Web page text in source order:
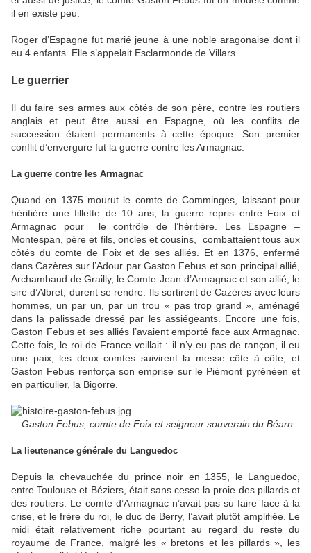
il en existe peu.
Roger d’Espagne fut marié jeune à une noble aragonaise dont il
eu 4 enfants. Elle s’appelait Esclarmonde de Villars.
Le guerrier
Il du faire ses armes aux côtés de son père, contre les routiers
anglais et peut être aussi en Espagne, où les conflits de
succession étaient permanents à cette époque. Son premier
conflit d’envergure fut la guerre contre les Armagnac.
La guerre contre les Armagnac
Quand en 1375 mourut le comte de Comminges, laissant pour
héritière une fillette de 10 ans, la guerre repris entre Foix et
Armagnac pour le contrôle de l’héritière. Les Espagne –
Montespan, père et fils, oncles et cousins, combattaient tous aux
côtés du comte de Foix et de ses alliés. Et en 1376, enfermé
dans Cazères sur l’Adour par Gaston Febus et son principal allié,
Archambaud de Grailly, le Comte Jean d’Armagnac et son allié, le
sire d’Albret, durent se rendre. Ils sortirent de Cazères avec leurs
hommes, un par un, par un trou « pas trop grand », aménagé
dans la palissade dressé par les assiégeants. Encore une fois,
Gaston Febus et ses alliés l’avaient emporté face aux Armagnac.
Cette fois, le roi de France veillait : il n’y eu pas de rançon, il eu
une paix, les deux comtes suivirent la messe côte à côte, et
Gaston Febus renforça son emprise sur le Piémont pyrénéen et
en particulier, la Bigorre.
Gaston Febus, comte de Foix et seigneur souverain du Béarn
La lieutenance générale du Languedoc
Depuis la chevauchée du prince noir en 1355, le Languedoc,
entre Toulouse et Béziers, était sans cesse la proie des pillards et
des routiers. Le comte d’Armagnac n’avait pas su faire face à la
crise, et le frère du roi, le duc de Berry, l’avait plutôt amplifiée. Le
midi était relativement riche pourtant au regard du reste du
royaume de France, malgré les « bretons et les pillards », les